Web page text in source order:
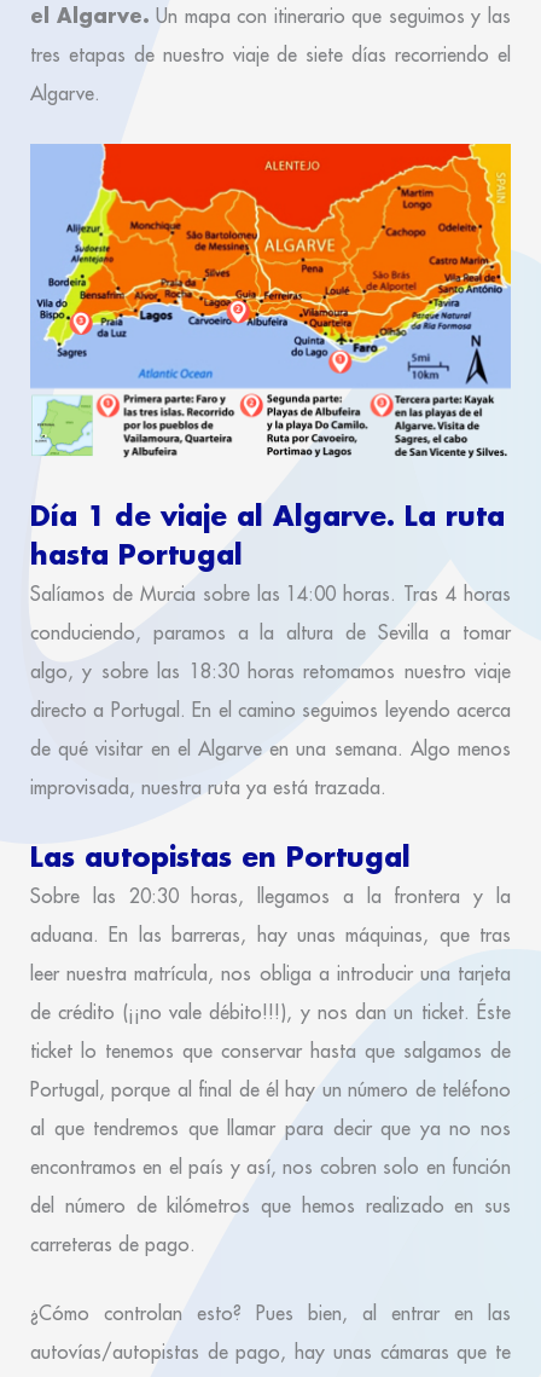
el Algarve.Un mapa con itinerario que seguimos y las
tres etapas de nuestro viaje de siete días recorriendo el
Algarve.
Día 1 de viaje al Algarve. La ruta
hasta Portugal
Salíamos de Murcia sobre las 14:00 horas. Tras 4 horas
conduciendo, paramos a la altura de Sevilla a tomar
algo, y sobre las 18:30 horas retomamos nuestro viaje
directo a Portugal. En el camino seguimos leyendo acerca
de qué visitar en el Algarve en una semana. Algo menos
improvisada, nuestra ruta ya está trazada.
Las autopistas en Portugal
Sobre las 20:30 horas, llegamos a la frontera y la
aduana. En las barreras, hay unas máquinas, que tras
leer nuestra matrícula, nos obliga a introducir una tarjeta
de crédito (¡¡no vale débito!!!), y nos dan un ticket. Éste
ticket lo tenemos que conservar hasta que salgamos de
Portugal, porque al final de él hay un número de teléfono
al que tendremos que llamar para decir que ya no nos
encontramos en el país y así, nos cobren solo en función
del número de kilómetros que hemos realizado en sus
carreteras de pago.
¿Cómo controlan esto? Pues bien, al entrar en las
autovías/autopistas de pago, hay unas cámaras que te